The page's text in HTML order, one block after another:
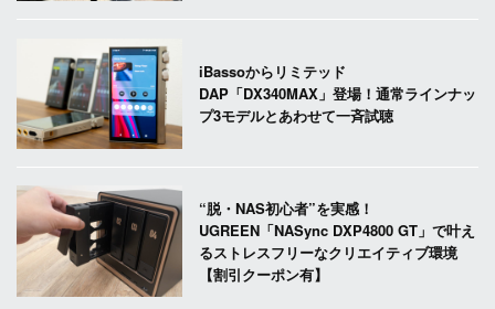
iBassoからリミテッド
DAP「DX340MAX」登場！通常ラインナッ
プ3モデルとあわせて一斉試聴
“脱・NAS初心者”を実感！
UGREEN「NASync DXP4800 GT」で叶え
るストレスフリーなクリエイティブ環境
【割引クーポン有】